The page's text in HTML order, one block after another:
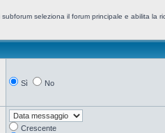
seleziona il forum principale e abilita la
Sì No
Crescente